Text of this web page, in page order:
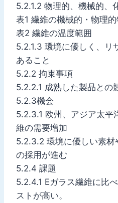
5.2.1.2 物理的、機械的、
表1 繊維の機械的・物理
表2 繊維の温度範囲
5.2.1.3 環境に優しく、リ
あること
5.2.2 拘束事項
5.2.2.1 成熟した製品との
5.2.3機会
5.2.3.1 欧州、アジア太平
維の需要増加
5.2.3.2 環境に優しい素
の採用が進む
5.2.4 課題
5.2.4.1 Eガラス繊維に比
ストが高い。